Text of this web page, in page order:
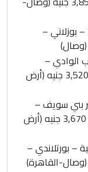
– بوزلاني –
(وصال)
الوادي–
3,520 جنيه
(أرض
بني سويف–
3,670 جنيه
(أرض
– بورتلاندي –
(وصال-القاهرة)